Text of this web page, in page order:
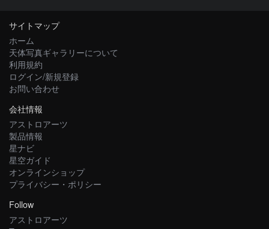
サイトマップ
ホーム
天体写真ギャラリーについて
利用規約
ログイン/新規登録
お問い合わせ
会社情報
アストロアーツ
製品情報
星ナビ
星空ガイド
オンラインショップ
プライバシー・ポリシー
Follow
アストロアーツ